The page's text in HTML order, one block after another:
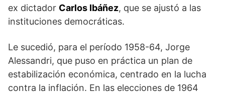
ex dictador Carlos Ibáñez, que se ajustó a las
instituciones democráticas.
Le sucedió, para el período 1958-64, Jorge
Alessandri, que puso en práctica un plan de
estabilización económica, centrado en la lucha
contra la inflación. En las elecciones de 1964